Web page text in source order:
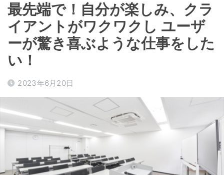
最先端で！自分が楽しみ、クラ
イアントがワクワクし ユーザ
ーが驚き喜ぶような仕事をした
い！
2023年6月20日